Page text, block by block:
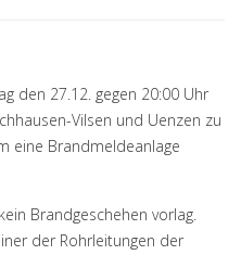
den 27.12. gegen 20:00 Uhr
Vilsen und Uenzen zu
eine Brandmeldeanlage
Brandgeschehen vorlag.
der Rohrleitungen der